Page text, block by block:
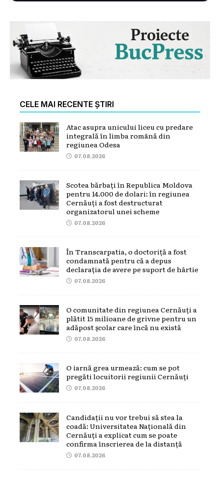
CELE MAI RECENTE ȘTIRI
Atac asupra unicului liceu cu predare
integrală în limba română din
regiunea Odesa
07.08.2026
Scotea bărbați în Republica Moldova
pentru 14.000 de dolari: în regiunea
Cernăuți a fost destructurat
organizatorul unei scheme
07.08.2026
În Transcarpatia, o doctoriță a fost
condamnată pentru că a depus
declarația de avere pe suport de hârtie
07.08.2026
O comunitate din regiunea Cernăuți a
plătit 15 milioane de grivne pentru un
adăpost școlar care încă nu există
07.08.2026
O iarnă grea urmează: cum se pot
pregăti locuitorii regiunii Cernăuți
07.08.2026
Candidații nu vor trebui să stea la
coadă: Universitatea Națională din
Cernăuți a explicat cum se poate
confirma înscrierea de la distanță
07.08.2026